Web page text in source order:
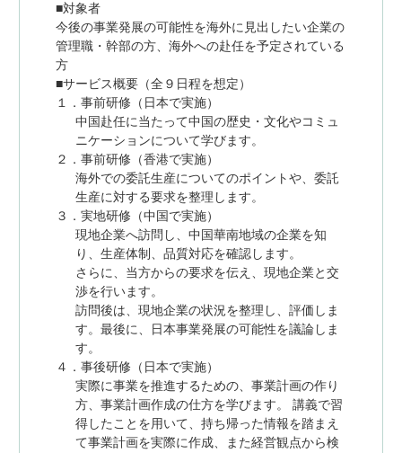
■対象者
今後の事業発展の可能性を海外に見出したい企業の
管理職・幹部の方、海外への赴任を予定されている
方
■サービス概要（全９日程を想定）
１．事前研修（日本で実施）
中国赴任に当たって中国の歴史・文化やコミュ
ニケーションについて学びます。
２．事前研修（香港で実施）
海外での委託生産についてのポイントや、委託
生産に対する要求を整理します。
３．実地研修（中国で実施）
現地企業へ訪問し、中国華南地域の企業を知
り、生産体制、品質対応を確認します。
さらに、当方からの要求を伝え、現地企業と交
渉を行います。
訪問後は、現地企業の状況を整理し、評価しま
す。最後に、日本事業発展の可能性を議論しま
す。
４．事後研修（日本で実施）
実際に事業を推進するための、事業計画の作り
方、事業計画作成の仕方を学びます。 講義で習
得したことを用いて、持ち帰った情報を踏まえ
て事業計画を実際に作成、また経営観点から検